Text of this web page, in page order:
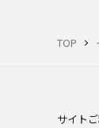
TOP
サイト